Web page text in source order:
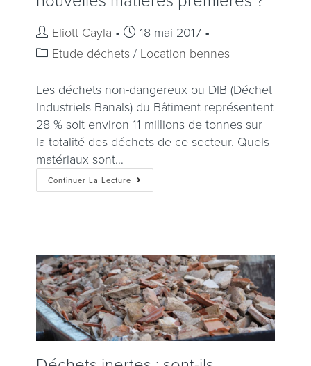
Eliott Cayla
18 mai 2017
Etude déchets / Location bennes
Les déchets non-dangereux ou DIB (Déchet
Industriels Banals) du Bâtiment représentent
28 % soit environ 11 millions de tonnes sur
la totalité des déchets de ce secteur. Quels
matériaux sont…
Continuer La Lecture